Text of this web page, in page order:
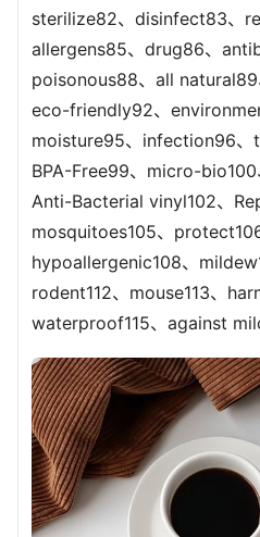
sterilize82、disinfect83、
allergens85、drug86、
poisonous88、all natural89
eco-friendly92、
moisture95、infection96、
BPA-Free99、micro-bio100
Anti-Bacterial vinyl102、
mosquitoes105、
hypoallergenic108、
rodent112、mouse113、
waterproof115、against